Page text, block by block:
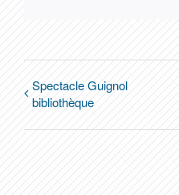
Spectacle Guignol
bibliothèque